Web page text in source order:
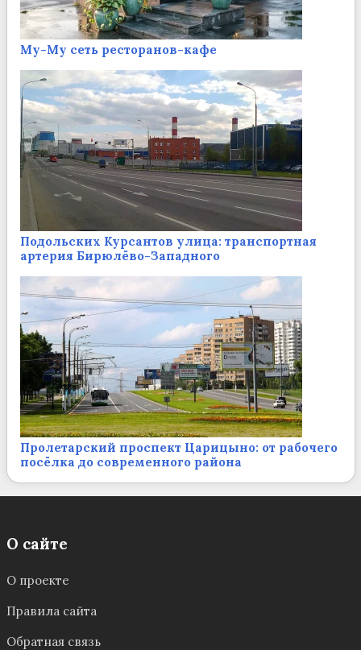
Му-Му сеть ресторанов-кафе
Подольских Курсантов улица: транспортная
артерия Бирюлёво-Западного
Пролетарский проспект Царицыно: от рабочего
посёлка до современного района
О сайте
О проекте
Правила сайта
Обратная связь